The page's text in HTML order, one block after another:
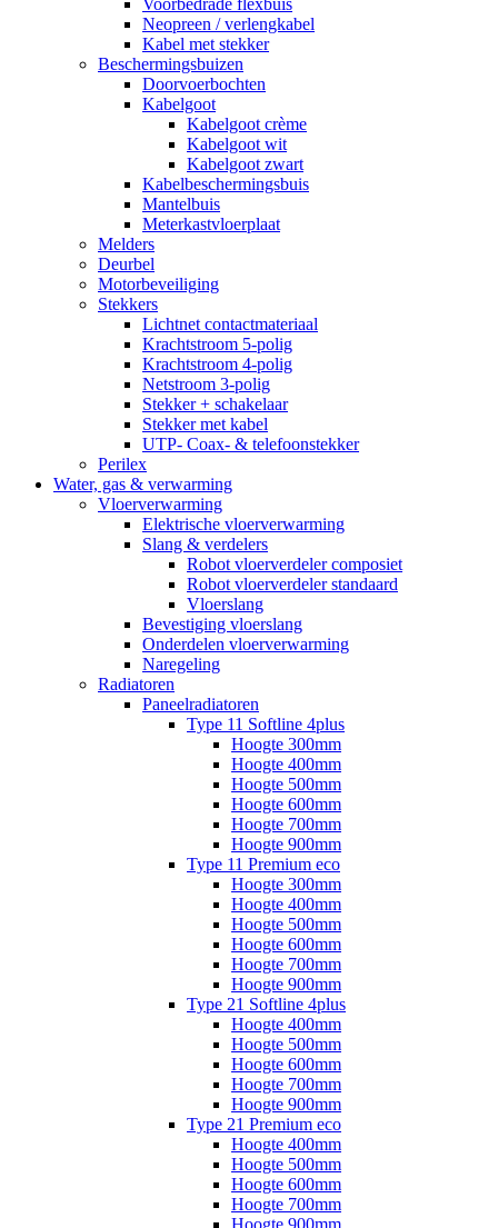
Voorbedrade flexbuis
Neopreen / verlengkabel
Kabel met stekker
Beschermingsbuizen
Doorvoerbochten
Kabelgoot
Kabelgoot crème
Kabelgoot wit
Kabelgoot zwart
Kabelbeschermingsbuis
Mantelbuis
Meterkastvloerplaat
Melders
Deurbel
Motorbeveiliging
Stekkers
Lichtnet contactmateriaal
Krachtstroom 5-polig
Krachtstroom 4-polig
Netstroom 3-polig
Stekker + schakelaar
Stekker met kabel
UTP- Coax- & telefoonstekker
Perilex
Water, gas & verwarming
Vloerverwarming
Elektrische vloerverwarming
Slang & verdelers
Robot vloerverdeler composiet
Robot vloerverdeler standaard
Vloerslang
Bevestiging vloerslang
Onderdelen vloerverwarming
Naregeling
Radiatoren
Paneelradiatoren
Type 11 Softline 4plus
Hoogte 300mm
Hoogte 400mm
Hoogte 500mm
Hoogte 600mm
Hoogte 700mm
Hoogte 900mm
Type 11 Premium eco
Hoogte 300mm
Hoogte 400mm
Hoogte 500mm
Hoogte 600mm
Hoogte 700mm
Hoogte 900mm
Type 21 Softline 4plus
Hoogte 400mm
Hoogte 500mm
Hoogte 600mm
Hoogte 700mm
Hoogte 900mm
Type 21 Premium eco
Hoogte 400mm
Hoogte 500mm
Hoogte 600mm
Hoogte 700mm
Hoogte 900mm